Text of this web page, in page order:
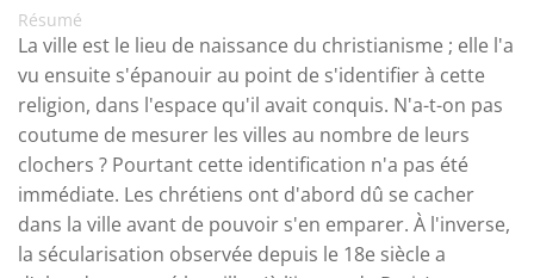
Résumé
La ville est le lieu de naissance du christianisme ; elle l'a
vu ensuite s'épanouir au point de s'identifier à cette
religion, dans l'espace qu'il avait conquis. N'a-t-on pas
coutume de mesurer les villes au nombre de leurs
clochers ? Pourtant cette identification n'a pas été
immédiate. Les chrétiens ont d'abord dû se cacher
dans la ville avant de pouvoir s'en emparer. À l'inverse,
la sécularisation observée depuis le 18e siècle a